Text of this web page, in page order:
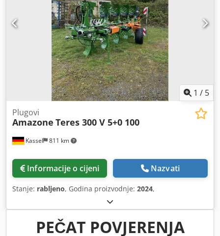
1 / 5
Kassel 811 km
Plugovi
Amazone Teres 300 V 5+0 100
Informacije o cijeni Nazvati
Stanje: rabljeno, Godina proizvodnje: 2024,
PEČAT POVJERENJA